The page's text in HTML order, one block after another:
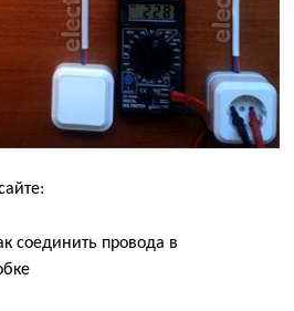
соединить провода в